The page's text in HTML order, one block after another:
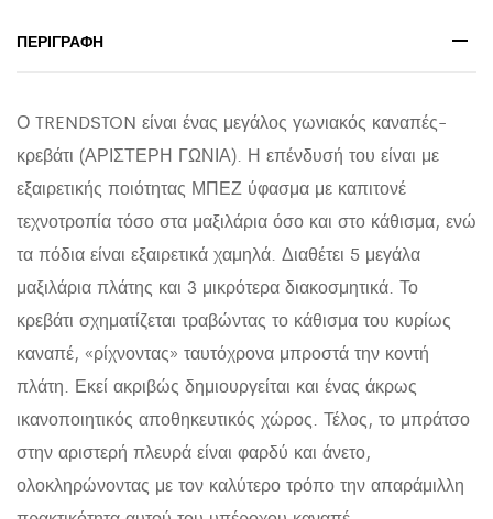
ΥΦΑΣΜΑ
ΠΕΡΙΓΡΑΦΉ
Ο TRENDSTON είναι ένας μεγάλος γωνιακός καναπές-
κρεβάτι (ΑΡΙΣΤΕΡΗ ΓΩΝΙΑ). Η επένδυσή του είναι με
εξαιρετικής ποιότητας ΜΠΕΖ ύφασμα με καπιτονέ
τεχνοτροπία τόσο στα μαξιλάρια όσο και στο κάθισμα, ενώ
τα πόδια είναι εξαιρετικά χαμηλά. Διαθέτει 5 μεγάλα
μαξιλάρια πλάτης και 3 μικρότερα διακοσμητικά. Το
κρεβάτι σχηματίζεται τραβώντας το κάθισμα του κυρίως
καναπέ, «ρίχνοντας» ταυτόχρονα μπροστά την κοντή
πλάτη. Εκεί ακριβώς δημιουργείται και ένας άκρως
ικανοποιητικός αποθηκευτικός χώρος. Τέλος, το μπράτσο
στην αριστερή πλευρά είναι φαρδύ και άνετο,
ολοκληρώνοντας με τον καλύτερο τρόπο την απαράμιλλη